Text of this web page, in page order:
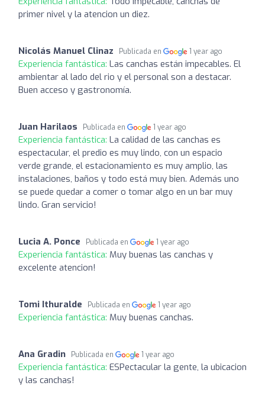
primer nivel y la atencion un diez.
Nicolás Manuel Clinaz Publicada en 1 year ago
Experiencia fantástica: Las canchas están impecables. El
ambientar al lado del rio y el personal son a destacar.
Buen acceso y gastronomía.
Juan Harilaos Publicada en 1 year ago
Experiencia fantástica: La calidad de las canchas es
espectacular, el predio es muy lindo, con un espacio
verde grande, el estacionamiento es muy amplio, las
instalaciones, baños y todo está muy bien. Además uno
se puede quedar a comer o tomar algo en un bar muy
lindo. Gran servicio!
Lucia A. Ponce Publicada en 1 year ago
Experiencia fantástica: Muy buenas las canchas y
excelente atencion!
Tomi Ithuralde Publicada en 1 year ago
Experiencia fantástica: Muy buenas canchas.
Ana Gradin Publicada en 1 year ago
Experiencia fantástica: ESPectacular la gente, la ubicacion
y las canchas!